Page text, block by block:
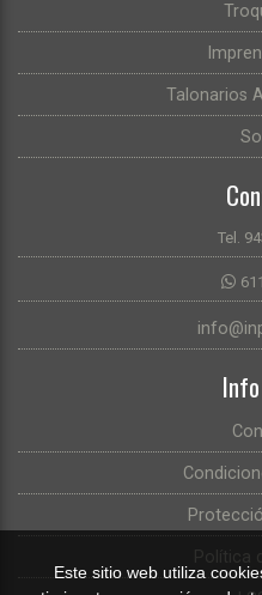
Talonarios
Tel.
Este sitio web utiliza